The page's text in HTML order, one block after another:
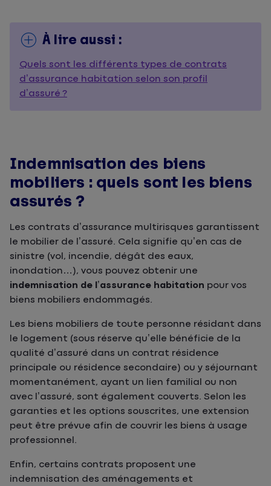
À lire aussi :
Quels sont les différents types de contrats
d’assurance habitation selon son profil
d’assuré ?
Indemnisation des biens
mobiliers : quels sont les biens
assurés ?
Les contrats d’assurance multirisques garantissent
le mobilier de l’assuré. Cela signifie qu’en cas de
sinistre (vol, incendie, dégât des eaux,
inondation…), vous pouvez obtenir une
indemnisation de l’assurance habitation pour vos
biens mobiliers endommagés.
Les biens mobiliers de toute personne résidant dans
le logement (sous réserve qu’elle bénéficie de la
qualité d’assuré dans un contrat résidence
principale ou résidence secondaire) ou y séjournant
momentanément, ayant un lien familial ou non
avec l’assuré, sont également couverts. Selon les
garanties et les options souscrites, une extension
peut être prévue afin de couvrir les biens à usage
professionnel.
Enfin, certains contrats proposent une
indemnisation des aménagements et